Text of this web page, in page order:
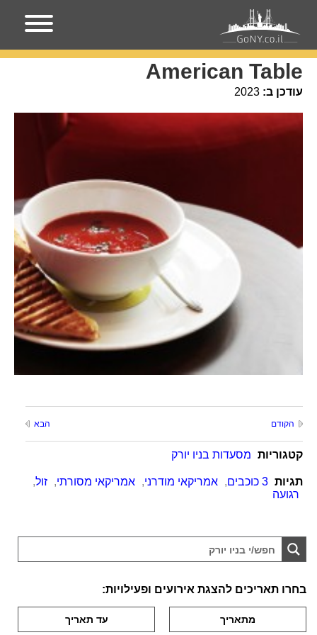
עמוד הבית מקומות בניו-יורק
American Table
עודכן ב: 2023
הקודם הבא
קטגוריות מסעדות בניו יורק
תגיות 3 כוכבים , אמריקאי מודרני, אמריקאי מסורתי, זול,
רגועה
בחרו תאריכים להצגת אירועים ופעילויות: